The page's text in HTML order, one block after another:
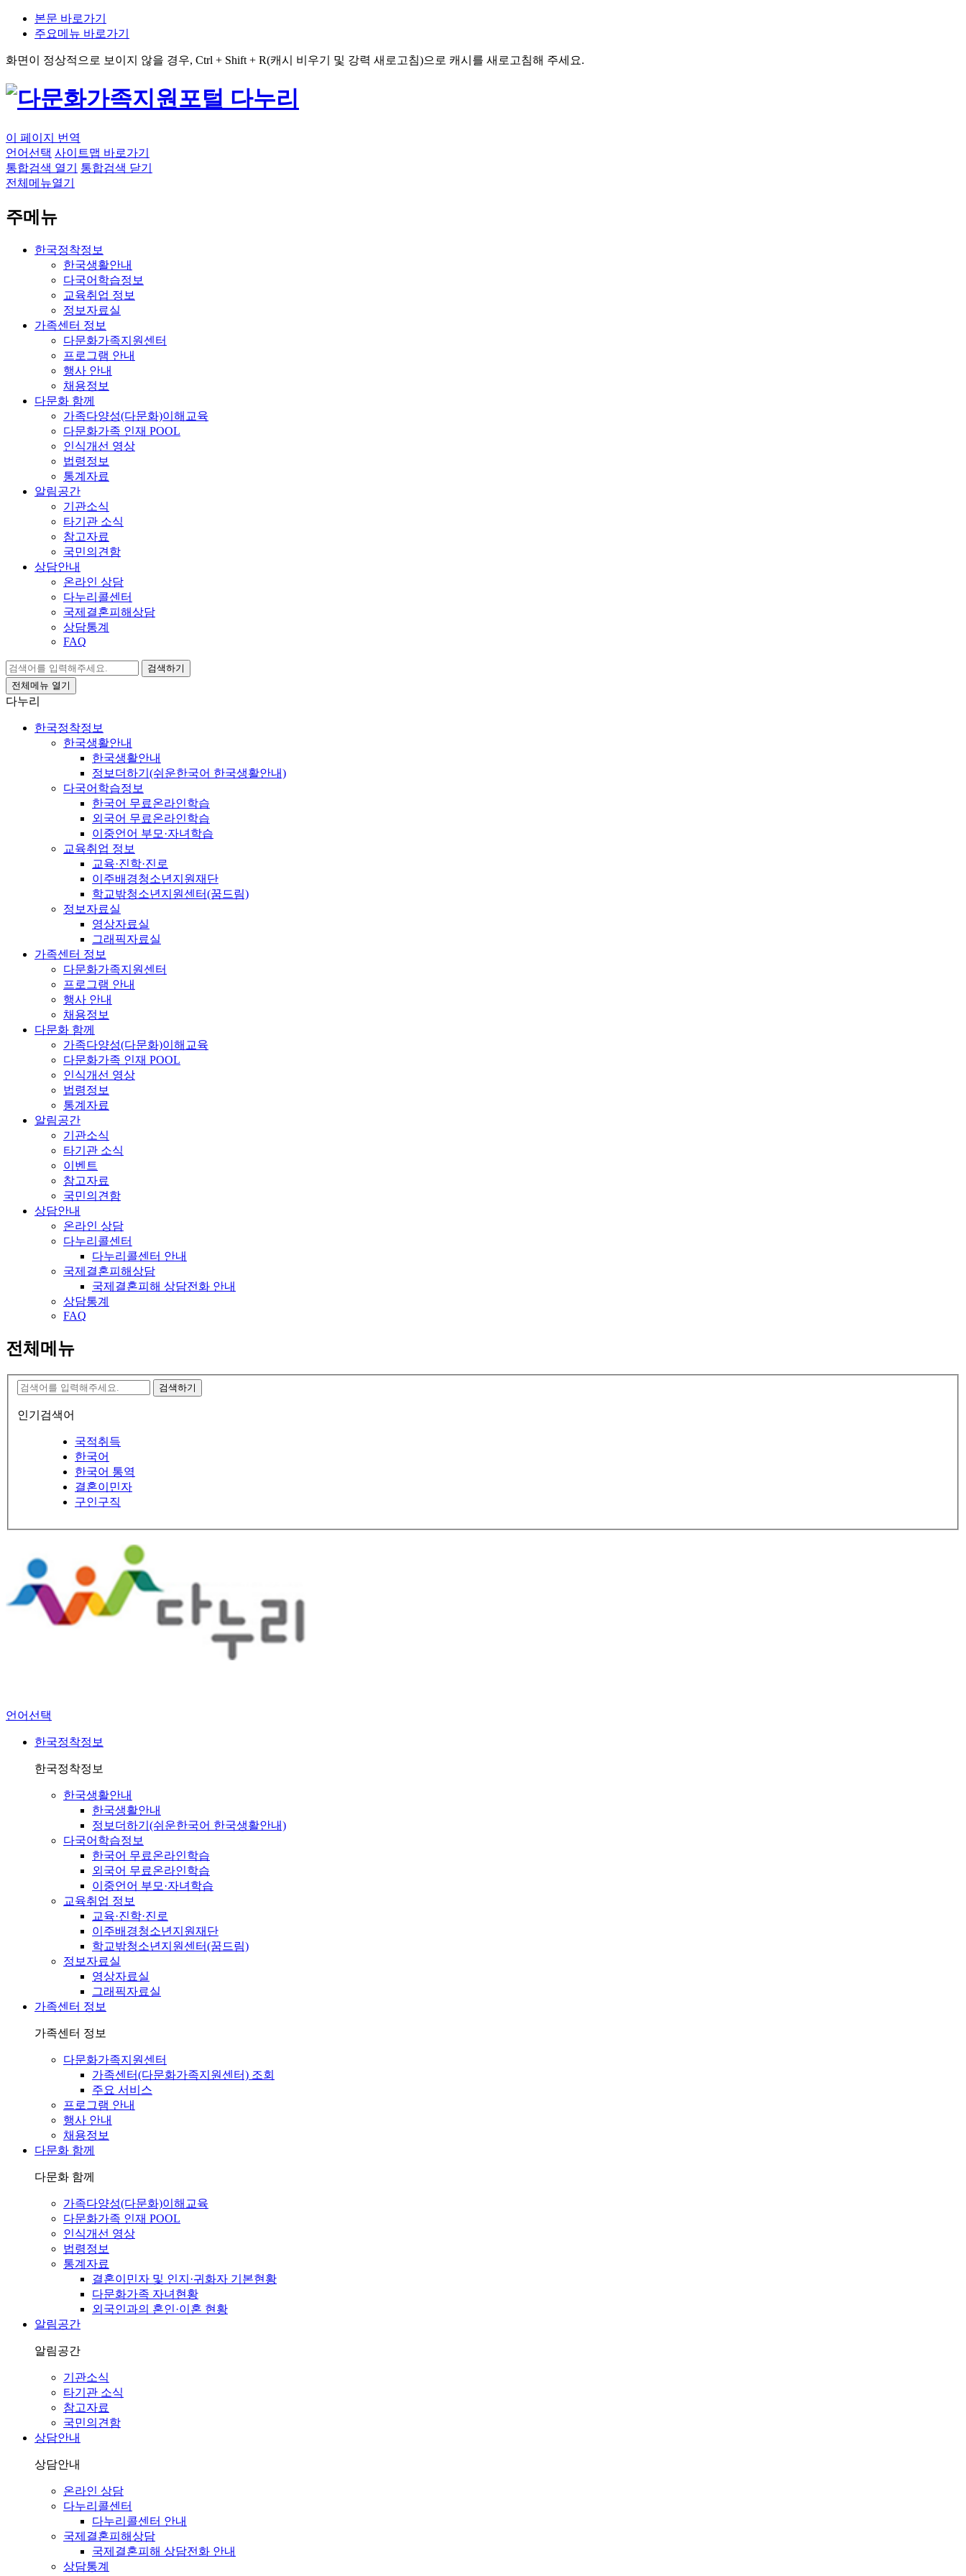
본문 바로가기
주요메뉴 바로가기
화면이 정상적으로 보이지 않을 경우, Ctrl + Shift + R(캐시 비우기 및 강력 새로고침)으로 캐시를 새로고침해 주세요.
이 페이지 번역
언어선택 사이트맵 바로가기
통합검색 열기
통합검색 닫기
전체메뉴열기
주메뉴
한국정착정보
한국생활안내
다국어학습정보
교육취업 정보
정보자료실
가족센터 정보
다문화가족지원센터
프로그램 안내
행사 안내
채용정보
다문화 함께
가족다양성(다문화)이해교육
다문화가족 인재 POOL
인식개선 영상
법령정보
통계자료
알림공간
기관소식
타기관 소식
참고자료
국민의견함
상담안내
온라인 상담
다누리콜센터
국제결혼피해상담
상담통계
FAQ
검색하기
전체메뉴 열기
다누리
한국정착정보
한국생활안내
한국생활안내
정보더하기(쉬운한국어 한국생활안내)
다국어학습정보
한국어 무료온라인학습
외국어 무료온라인학습
이중언어 부모·자녀학습
교육취업 정보
교육·진학·진로
이주배경청소년지원재단
학교밖청소년지원센터(꿈드림)
정보자료실
영상자료실
그래픽자료실
가족센터 정보
다문화가족지원센터
프로그램 안내
행사 안내
채용정보
다문화 함께
가족다양성(다문화)이해교육
다문화가족 인재 POOL
인식개선 영상
법령정보
통계자료
알림공간
기관소식
타기관 소식
이벤트
참고자료
국민의견함
상담안내
온라인 상담
다누리콜센터
다누리콜센터 안내
국제결혼피해상담
국제결혼피해 상담전화 안내
상담통계
FAQ
전체메뉴
검색하기
인기검색어
국적취득
한국어
한국어 통역
결혼이민자
구인구직
언어선택
한국정착정보
한국정착정보
한국생활안내
한국생활안내
정보더하기(쉬운한국어 한국생활안내)
다국어학습정보
한국어 무료온라인학습
외국어 무료온라인학습
이중언어 부모·자녀학습
교육취업 정보
교육·진학·진로
이주배경청소년지원재단
학교밖청소년지원센터(꿈드림)
정보자료실
영상자료실
그래픽자료실
가족센터 정보
가족센터 정보
다문화가족지원센터
가족센터(다문화가족지원센터) 조회
주요 서비스
프로그램 안내
행사 안내
채용정보
다문화 함께
다문화 함께
가족다양성(다문화)이해교육
다문화가족 인재 POOL
인식개선 영상
법령정보
통계자료
결혼이민자 및 인지·귀화자 기본현황
다문화가족 자녀현황
외국인과의 혼인·이혼 현황
알림공간
알림공간
기관소식
타기관 소식
참고자료
국민의견함
상담안내
상담안내
온라인 상담
다누리콜센터
다누리콜센터 안내
국제결혼피해상담
국제결혼피해 상담전화 안내
상담통계